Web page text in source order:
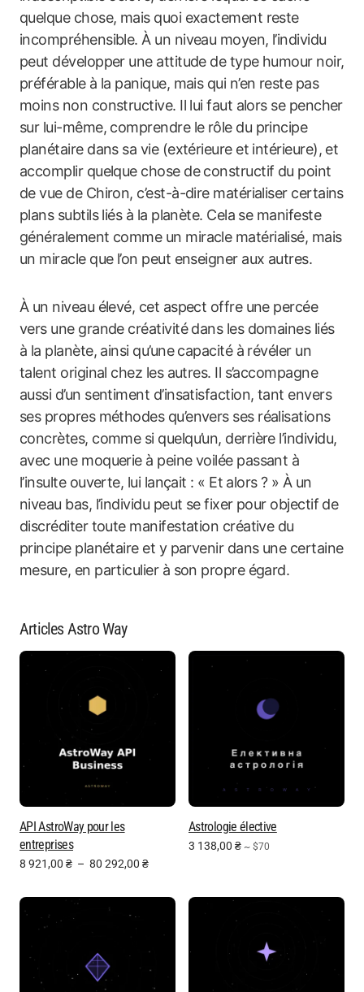
quelque chose, mais quoi exactement reste
incompréhensible. À un niveau moyen, l’individu
peut développer une attitude de type humour noir,
préférable à la panique, mais qui n’en reste pas
moins non constructive. Il lui faut alors se pencher
sur lui-même, comprendre le rôle du principe
planétaire dans sa vie (extérieure et intérieure), et
accomplir quelque chose de constructif du point
de vue de Chiron, c’est-à-dire matérialiser certains
plans subtils liés à la planète. Cela se manifeste
généralement comme un miracle matérialisé, mais
un miracle que l’on peut enseigner aux autres.
À un niveau élevé, cet aspect offre une percée
vers une grande créativité dans les domaines liés
à la planète, ainsi qu’une capacité à révéler un
talent original chez les autres. Il s’accompagne
aussi d’un sentiment d’insatisfaction, tant envers
ses propres méthodes qu’envers ses réalisations
concrètes, comme si quelqu’un, derrière l’individu,
avec une moquerie à peine voilée passant à
l’insulte ouverte, lui lançait : « Et alors ? » À un
niveau bas, l’individu peut se fixer pour objectif de
discréditer toute manifestation créative du
principe planétaire et y parvenir dans une certaine
mesure, en particulier à son propre égard.
Articles Astro Way
API AstroWay pour les
entreprises
8 921,00 ₴ – 80 292,00 ₴
Astrologie élective
3 138,00 ₴ ~ $70